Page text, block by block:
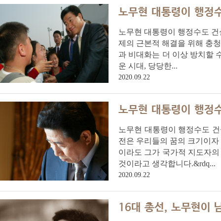
노무현 대통령이 행정
노무현 대통령이 행정수도
제의 근본적 해결을 위해 충
과 비대화는 더 이상 방치할
운 시대, 당당한...
2020.09.22
노무현 대통령이 행정
노무현 대통령이 행정수도
전은 우리들의 꿈의 크기이
이라도 그가 국가적 지도자
것이라고 생각합니다.&rdq...
2020.09.22
16대 총선, 노무현이